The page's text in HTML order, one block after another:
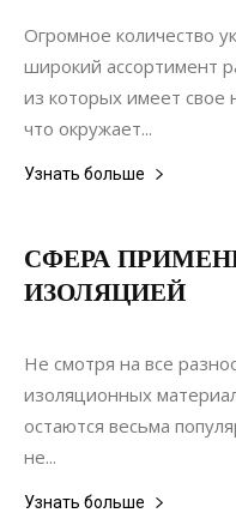
Огромное количество
широкий ассортимент
из которых имеет свое
что окружает...
Узнать больше
СФЕРА
ИЗОЛЯЦИЕЙ
03.11.2021
Не смотря на все
изоляционных
остаются весьма
не...
Узнать больше